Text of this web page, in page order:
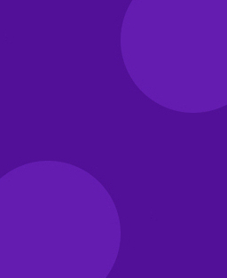
shape
shape
super shape
anni super shape
shape
shape